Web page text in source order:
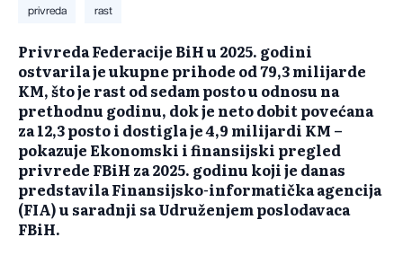
privreda rast
Privreda Federacije BiH u 2025. godini
ostvarila je ukupne prihode od 79,3 milijarde
KM, što je rast od sedam posto u odnosu na
prethodnu godinu, dok je neto dobit povećana
za 12,3 posto i dostigla je 4,9 milijardi KM –
pokazuje Ekonomski i finansijski pregled
privrede FBiH za 2025. godinu koji je danas
predstavila Finansijsko-informatička agencija
(FIA) u saradnji sa Udruženjem poslodavaca
FBiH.